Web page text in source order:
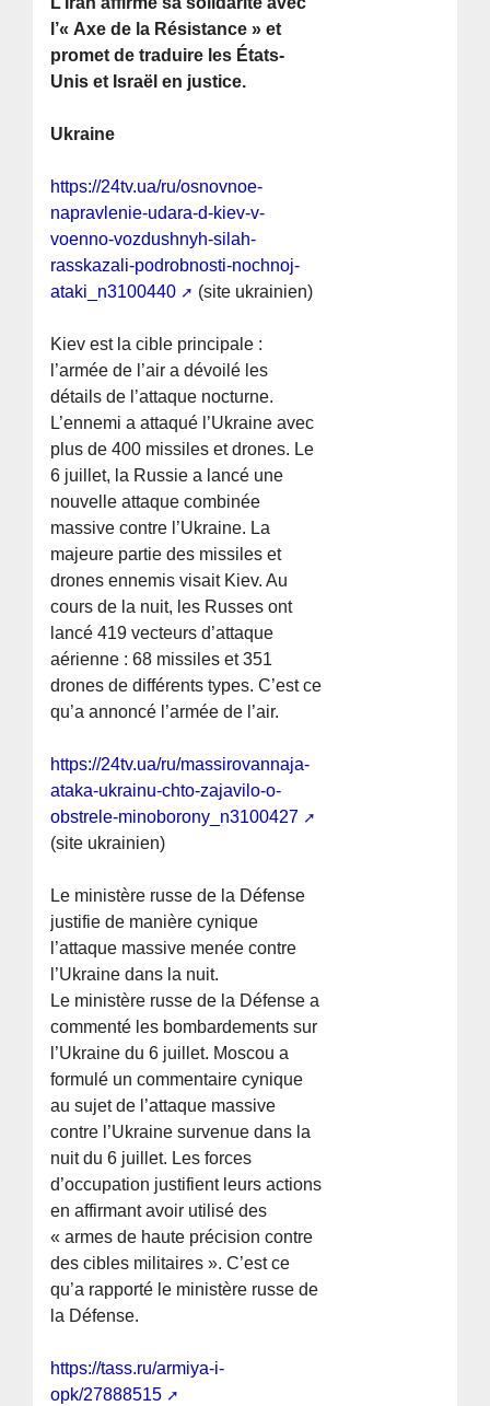
l’« Axe de la Résistance » et
promet de traduire les États-
Unis et Israël en justice.
Ukraine
https://24tv.ua/ru/osnovnoe-
napravlenie-udara-d-kiev-v-
voenno-vozdushnyh-silah-
rasskazali-podrobnosti-nochnoj-
ataki_n3100440
(site ukrainien)
Kiev est la cible principale :
l’armée de l’air a dévoilé les
détails de l’attaque nocturne.
L’ennemi a attaqué l’Ukraine avec
plus de 400 missiles et drones. Le
6 juillet, la Russie a lancé une
nouvelle attaque combinée
massive contre l’Ukraine. La
majeure partie des missiles et
drones ennemis visait Kiev. Au
cours de la nuit, les Russes ont
lancé 419 vecteurs d’attaque
aérienne : 68 missiles et 351
drones de différents types. C’est ce
qu’a annoncé l’armée de l’air.
https://24tv.ua/ru/massirovannaja-
ataka-ukrainu-chto-zajavilo-o-
obstrele-minoborony_n3100427
(site ukrainien)
Le ministère russe de la Défense
justifie de manière cynique
l’attaque massive menée contre
l’Ukraine dans la nuit.
Le ministère russe de la Défense a
commenté les bombardements sur
l’Ukraine du 6 juillet. Moscou a
formulé un commentaire cynique
au sujet de l’attaque massive
contre l’Ukraine survenue dans la
nuit du 6 juillet. Les forces
d’occupation justifient leurs actions
en affirmant avoir utilisé des
« armes de haute précision contre
des cibles militaires ». C’est ce
qu’a rapporté le ministère russe de
la Défense.
https://tass.ru/armiya-i-
opk/27888515